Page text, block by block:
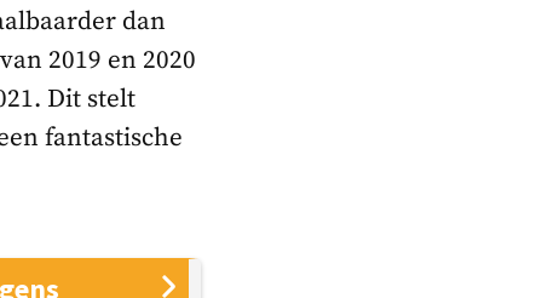
dan
2019 en 2020
Dit stelt
fantastische